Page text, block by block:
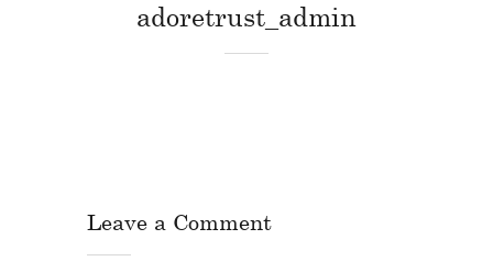
adoretrust_admin
Leave a Comment